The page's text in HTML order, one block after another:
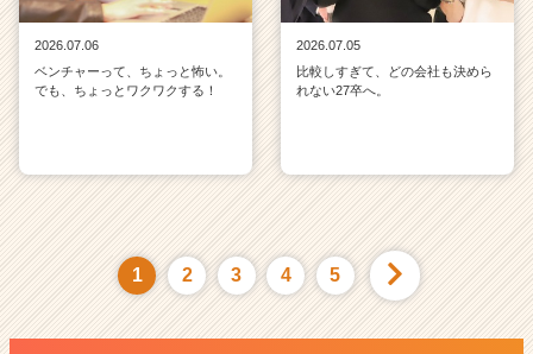
2026.07.06
ベンチャーって、ちょっと怖い。
でも、ちょっとワクワクする！
2026.07.05
比較しすぎて、どの会社も決めら
れない27卒へ。
1 2 3 4 5